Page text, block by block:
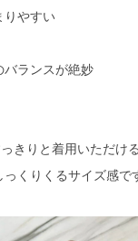
りやすい
バランスが絶妙
きりと着用いただ
くりくるサイズ感で